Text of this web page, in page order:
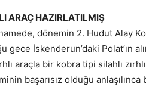
ARAÇ HAZIRLATILMIŞ
dönemin 2. Hudut Alay
gece İskenderun’daki Polat’ın
araçla bir kobra tipi silahlı
başarısız olduğu